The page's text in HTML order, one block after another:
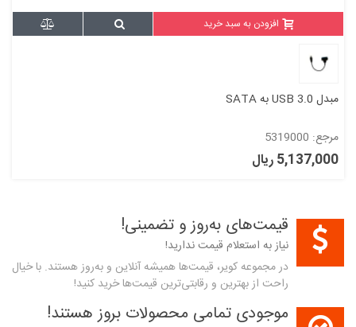
افزودن به سبد خرید
مبدل USB 3.0 به SATA
مرجع: 5319000
5,137,000 ریال
قیمت‌های به‌روز و تضمینی!
نیاز به استعلام قیمت ندارید!
در مجموعه کویر، قیمت‌ها همیشه آنلاین و به‌روز هستند. با خیال
راحت از بهترین و رقابتی‌ترین قیمت‌ها خرید کنید!
موجودی تمامی محصولات بروز هستند!